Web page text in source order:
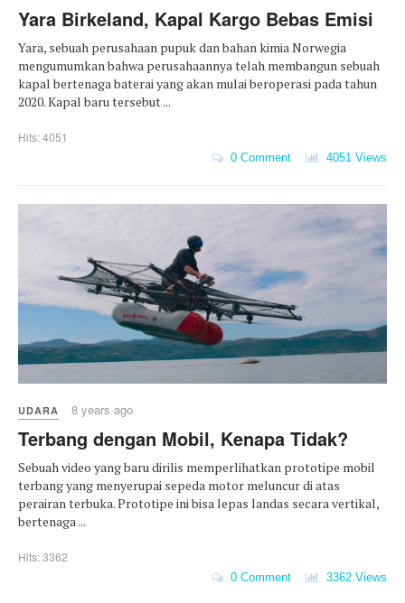
Yara Birkeland, Kapal Kargo Bebas Emisi
Yara, sebuah perusahaan pupuk dan bahan kimia Norwegia
mengumumkan bahwa perusahaannya telah membangun sebuah
kapal bertenaga baterai yang akan mulai beroperasi pada tahun
2020. Kapal baru tersebut ...
Hits: 4051
0 Comment 4051 Views
UDARA 8 years ago
Terbang dengan Mobil, Kenapa Tidak?
Sebuah video yang baru dirilis memperlihatkan prototipe mobil
terbang yang menyerupai sepeda motor meluncur di atas
perairan terbuka. Prototipe ini bisa lepas landas secara vertikal,
bertenaga ...
Hits: 3362
0 Comment 3362 Views